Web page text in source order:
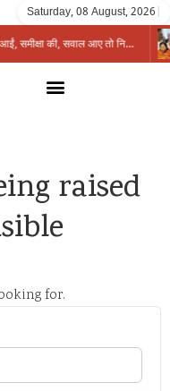
Saturday, 08 August, 2026
मंत्री आईं, समीक्षा की, सवाल आए तो निकल गईं – खाली जयंत चौंकीं पर नहीं दिया जवाब
raised
for.